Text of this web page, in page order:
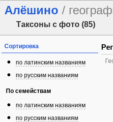
Алёшино /
Таксоны с фото (85)
Сортировка
по латинским названиям
по русским названиям
По семействам
по латинским названиям
по русским названиям